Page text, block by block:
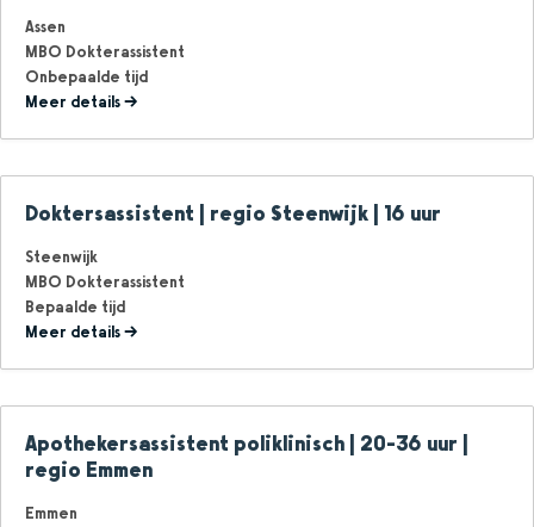
Assen
MBO Dokterassistent
Onbepaalde tijd
Meer details
Doktersassistent | regio Steenwijk | 16 uur
Steenwijk
MBO Dokterassistent
Bepaalde tijd
Meer details
Apothekersassistent poliklinisch | 20-36 uur |
regio Emmen
Emmen